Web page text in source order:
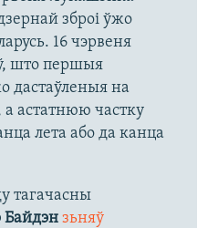
зброі ўжо
16 чэрвеня
што першыя
дастаўленыя на
а астатнюю частку
лета або да канца
тагачасны
зьняў